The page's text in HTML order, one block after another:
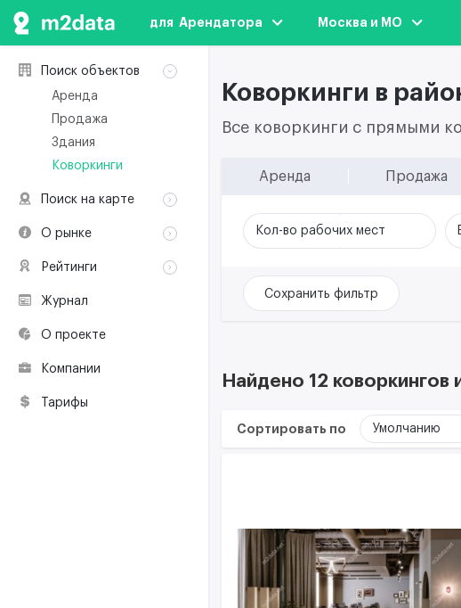
для  Арендатора Москва и МО
Поиск объектов
Аренда
Продажа
Здания
Коворкинги
Поиск на карте
Здания
О рынке
Классификация
Премии по
Экологическая
ресурсы
Рейтинги
Журнал
О проекте
Компании
Тарифы
Коворкинги в
Все коворкинги с прямыми
Аренда Продажа
Кол-во рабочих мест
Сохранить фильтр
Найдено 12 коворкингов
Сортировать по Умолчанию